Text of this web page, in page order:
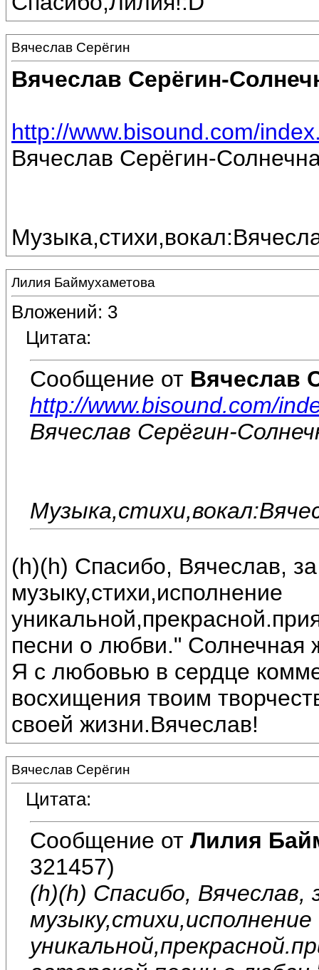
Вячеслав Серёгин
Вячеслав Серёгин-
http://www.bisound.com/
Вячеслав Серёгин-
Лилия Баймухаметова
Вложений: 3
Цитата:
Сообщение от Вячеслав
http://www.bisound.com/
Вячеслав Серёгин-
(h)(h) Спасибо, Вячеслав,
музыку,стихи,исполнение
песни о любви." Солнечная
Я с любовью в сердце
восхищения твоим
своей жизни.Вячеслав!
Вячеслав Серёгин
Цитата:
Сообщение от Лилия
321457)
(h)(h) Спасибо, Вячеслав,
музыку,стихи,исполнение